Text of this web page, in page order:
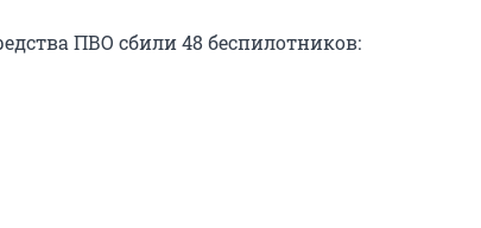
ПВО сбили 48 беспилотников: